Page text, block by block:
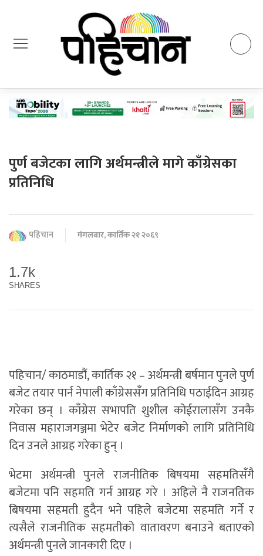
पुर्ण बजेटका लागि अर्थमन्त्रीले मागे काँग्रेसका
प्रतिनिधि
पहिचान मंगलबार, कार्तिक २१ २०६९
1.7k
SHARES
पहिचान/ काठमाडौं, कार्तिक २१ – अर्थमन्त्री बर्षमान पुनले पुर्ण
बजेट तयार पार्न नेपाली काँग्रेससँग प्रतिनिधि पठाईदिन आग्रह
गरेका छन् । काँग्रेस सभापति शुशील कोईरालासँग उनकै
निवास महाराजगञ्जमा भेटेर बजेट निर्माणको लागि प्रतिनिधि
दिन उनले आग्रह गरेका हुन् ।
भेटमा अर्थमन्त्री पुनले राजनीतिक बिषयमा सहमतिसँगै
बजेटमा पनि सहमति गर्न आग्रह गरे । अहिले नै राजनतिक
बिषयमा सहमती हुदैन भने पहिले बजेटमा सहमति गर्ने र
त्यसैले राजनीतिक सहमतीको वातावरण बनाउने बताएको
अर्थमन्त्री पुनले जानकारी दिए ।